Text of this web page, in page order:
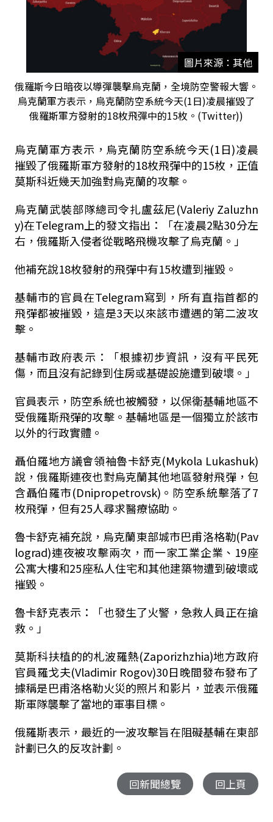
圖片來源：其他
俄羅斯今日暗夜以導彈襲擊烏克蘭，全境防空警報大響。
烏克蘭軍方表示，烏克蘭防空系統今天(1日)凌晨摧毀了
俄羅斯軍方發射的18枚飛彈中的15枚。(Twitter))
烏克蘭軍方表示，烏克蘭防空系統今天(1日)凌晨
摧毀了俄羅斯軍方發射的18枚飛彈中的15枚，正值
莫斯科近幾天加強對烏克蘭的攻擊。
烏克蘭武裝部隊總司令扎盧茲尼(Valeriy Zaluzhn
y)在Telegram上的發文指出：「在凌晨2點30分左
右，俄羅斯入侵者從戰略飛機攻擊了烏克蘭。」
他補充說18枚發射的飛彈中有15枚遭到摧毀。
基輔市的官員在Telegram寫到，所有直指首都的
飛彈都被摧毀，這是3天以來該市遭遇的第二波攻
擊。
基輔市政府表示：「根據初步資訊，沒有平民死
傷，而且沒有記錄到住房或基礎設施遭到破壞。」
官員表示，防空系統也被觸發，以保衛基輔地區不
受俄羅斯飛彈的攻擊。基輔地區是一個獨立於該市
以外的行政實體。
聶伯羅地方議會領袖魯卡舒克(Mykola Lukashuk)
說，俄羅斯連夜也對烏克蘭其他地區發射飛彈，包
含聶伯羅市(Dnipropetrovsk)。防空系統擊落了7
枚飛彈，但有25人尋求醫療協助。
魯卡舒克補充說，烏克蘭東部城市巴甫洛格勒(Pav
lograd)連夜被攻擊兩次，而一家工業企業、19座
公寓大樓和25座私人住宅和其他建築物遭到破壞或
摧毀。
魯卡舒克表示：「也發生了火警，急救人員正在搶
救。」
莫斯科扶植的的札波羅熱(Zaporizhzhia)地方政府
官員羅戈夫(Vladimir Rogov)30日晚間發布發布了
據稱是巴甫洛格勒火災的照片和影片，並表示俄羅
斯軍隊襲擊了當地的軍事目標。
俄羅斯表示，最近的一波攻擊旨在阻礙基輔在東部
計劃已久的反攻計劃。
回新聞總覽 回上頁